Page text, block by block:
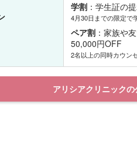
学割 ：学生証の
4月30日までの限定で
ペア割 ：家族や
50,000円OFF
2名以上の同時カウン
アリシアクリニック